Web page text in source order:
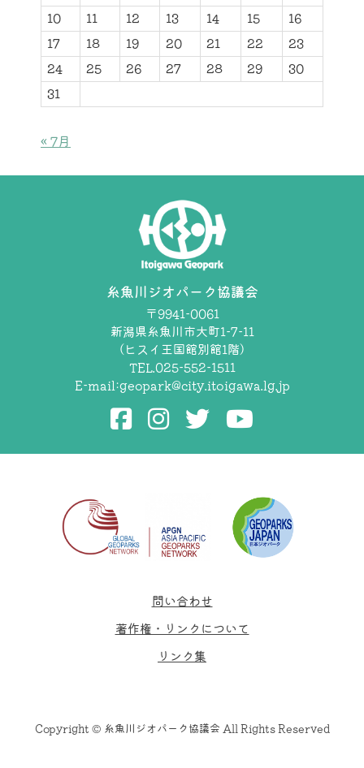
10 11 12 13 14 15 16
17 18 19 20 21 22 23
24 25 26 27 28 29 30
31
« 7月
糸魚川ジオパーク協議会
〒9941-0061
新潟県糸魚川市大町1-7-11
（ヒスイ王国館別館1階）
TEL.025-552-1511
E-mail:geopark@city.itoigawa.lg.jp
問い合わせ
著作権・リンクについて
リンク集
Copyright © 糸魚川ジオパーク協議会 All Rights Reserved